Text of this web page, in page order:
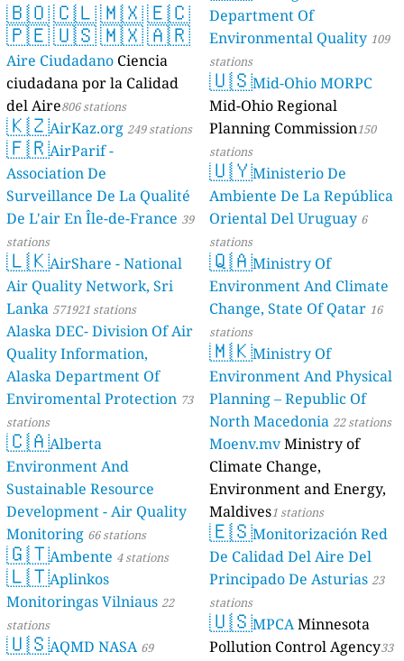
🇧🇴🇨🇱🇲🇽🇪🇨
🇵🇪🇺🇸🇲🇽🇦🇷
Aire Ciudadano Ciencia
ciudadana por la Calidad
del Aire806 stations
🇰🇿AirKaz.org 249 stations
🇫🇷AirParif -
Association De
Surveillance De La Qualité
De L'air En Île-de-France 39
stations
🇱🇰AirShare - National
Air Quality Network, Sri
Lanka 571921 stations
Alaska DEC- Division Of Air
Quality Information,
Alaska Department Of
Enviromental Protection 73
stations
🇨🇦Alberta
Environment And
Sustainable Resource
Development - Air Quality
Monitoring 66 stations
🇬🇹Ambente 4 stations
🇱🇹Aplinkos
Monitoringas Vilniaus 22
stations
🇺🇸AQMD NASA 69
Department Of
Environmental Quality 109
stations
🇺🇸Mid-Ohio MORPC
Mid-Ohio Regional
Planning Commission150
stations
🇺🇾Ministerio De
Ambiente De La República
Oriental Del Uruguay 6
stations
🇶🇦Ministry Of
Environment And Climate
Change, State Of Qatar 16
stations
🇲🇰Ministry Of
Environment And Physical
Planning – Republic Of
North Macedonia 22 stations
Moenv.mvMinistry of
Climate Change,
Environment and Energy,
Maldives1 stations
🇪🇸Monitorización Red
De Calidad Del Aire Del
Principado De Asturias 23
stations
🇺🇸MPCAMinnesota
Pollution Control Agency33